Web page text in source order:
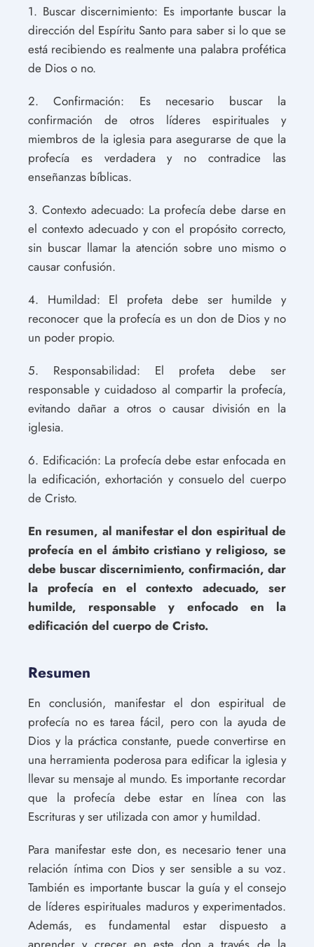
1. Buscar discernimiento: Es importante buscar la
dirección del Espíritu Santo para saber si lo que se
está recibiendo es realmente una palabra profética
de Dios o no.
2. Confirmación: Es necesario buscar la
confirmación de otros líderes espirituales y
miembros de la iglesia para asegurarse de que la
profecía es verdadera y no contradice las
enseñanzas bíblicas.
3. Contexto adecuado: La profecía debe darse en
el contexto adecuado y con el propósito correcto,
sin buscar llamar la atención sobre uno mismo o
causar confusión.
4. Humildad: El profeta debe ser humilde y
reconocer que la profecía es un don de Dios y no
un poder propio.
5. Responsabilidad: El profeta debe ser
responsable y cuidadoso al compartir la profecía,
evitando dañar a otros o causar división en la
iglesia.
6. Edificación: La profecía debe estar enfocada en
la edificación, exhortación y consuelo del cuerpo
de Cristo.
En resumen, al manifestar el don espiritual de
profecía en el ámbito cristiano y religioso, se
debe buscar discernimiento, confirmación, dar
la profecía en el contexto adecuado, ser
humilde, responsable y enfocado en la
edificación del cuerpo de Cristo.
Resumen
En conclusión, manifestar el don espiritual de
profecía no es tarea fácil, pero con la ayuda de
Dios y la práctica constante, puede convertirse en
una herramienta poderosa para edificar la iglesia y
llevar su mensaje al mundo. Es importante recordar
que la profecía debe estar en línea con las
Escrituras y ser utilizada con amor y humildad.
Para manifestar este don, es necesario tener una
relación íntima con Dios y ser sensible a su voz.
También es importante buscar la guía y el consejo
de líderes espirituales maduros y experimentados.
Además, es fundamental estar dispuesto a